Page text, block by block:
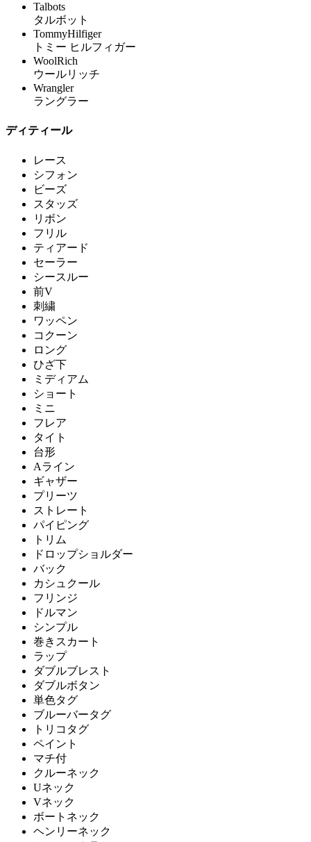
Talbots
タルボット
TommyHilfiger
トミー ヒルフィガー
WoolRich
ウールリッチ
Wrangler
ラングラー
ディティール
レース
シフォン
ビーズ
スタッズ
リボン
フリル
ティアード
セーラー
シースルー
前V
刺繍
ワッペン
コクーン
ロング
ひざ下
ミディアム
ショート
ミニ
フレア
タイト
台形
Aライン
ギャザー
プリーツ
ストレート
パイピング
トリム
ドロップショルダー
バック
カシュクール
フリンジ
ドルマン
シンプル
巻きスカート
ラップ
ダブルブレスト
ダブルボタン
単色タグ
ブルーバータグ
トリコタグ
ペイント
マチ付
クルーネック
Uネック
Vネック
ボートネック
ヘンリーネック